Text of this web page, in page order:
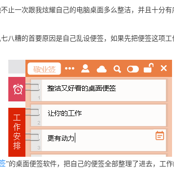
止一次跟我炫耀自己的电脑桌面多么整洁，并且十分
八糟的首要原因是自己乱设便签，如果先把便签这项
”的桌面便签软件，把自己的便签全部整理了进去，工